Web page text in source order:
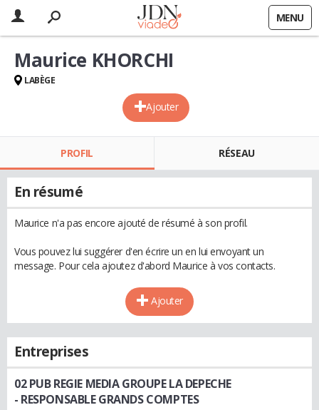
MENU
Ajouter
Maurice KHORCHI
LABÈGE
PROFIL RÉSEAU
En résumé
Maurice n'a pas encore ajouté de résumé à son profil.
Vous pouvez lui suggérer d'en écrire un en lui envoyant un
message. Pour cela ajoutez d'abord Maurice à vos contacts.
Ajouter
Entreprises
02 PUB REGIE MEDIA GROUPE LA DEPECHE
- RESPONSABLE GRANDS COMPTES